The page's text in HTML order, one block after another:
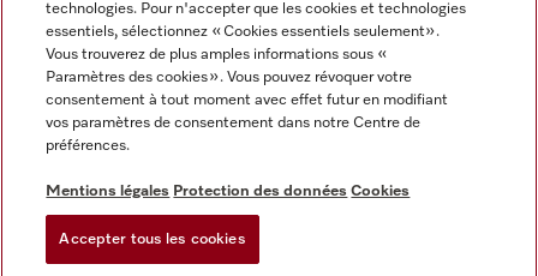
Informations légales
CGV
Conditions d’utilisation
Déclaration d'accessibilité
Digital Services Act
technologies. Pour n'accepter que les cookies et technologies
essentiels, sélectionnez « Cookies essentiels seulement».
Vous trouverez de plus amples informations sous «
Paramètres des cookies ». Vous pouvez révoquer votre
consentement à tout moment avec effet futur en modifiant
vos paramètres de consentement dans notre Centre de
préférences.
Mentions légales Protection des données Cookies
Accepter tous les cookies